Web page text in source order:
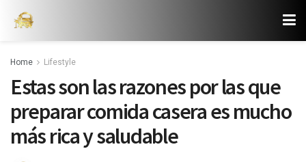
Home Lifestyle
Estas son las razones por las que
preparar comida casera es mucho
más rica y saludable